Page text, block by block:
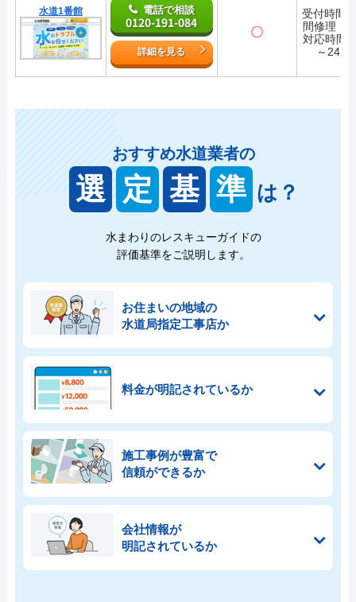
水道1番館 電話で相談
0120-191-084
詳細を見る
〇
受付時間
間修理・
対応時間
～24:00
おすすめ水道業者の
選 定 基 準 は？
水まわりのレスキューガイドの
評価基準をご説明します。
お住まいの地域の
水道局指定工事店か
料金が明記されているか
施工事例が豊富で
信頼ができるか
会社情報が
明記されているか